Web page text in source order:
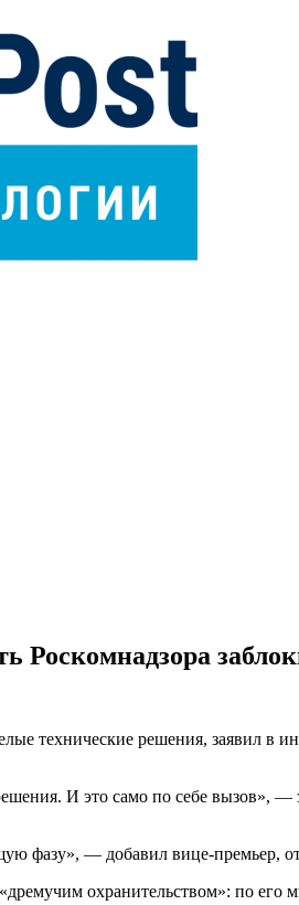
Роскомнадзора
технические решения, заявил в
И это само по себе вызов»,
фазу», — добавил вице-премьер,
охранительством»: по его